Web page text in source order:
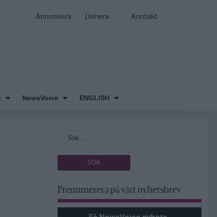
Annonsera Donera Kontakt
NewsVoice ENGLISH
Prenumerera på vårt nyhetsbrev